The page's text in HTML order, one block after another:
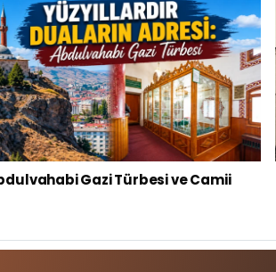
Gazi Türbesi ve Camii